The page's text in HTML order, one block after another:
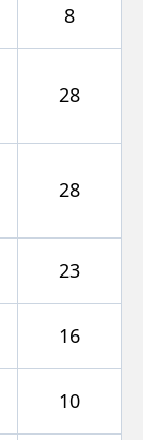
8
28
28
23
16
10